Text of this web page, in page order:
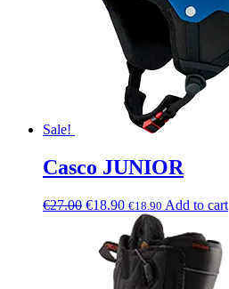
Sale!
Casco JUNIOR
€27.00 €18.90 €18.90 Add to cart